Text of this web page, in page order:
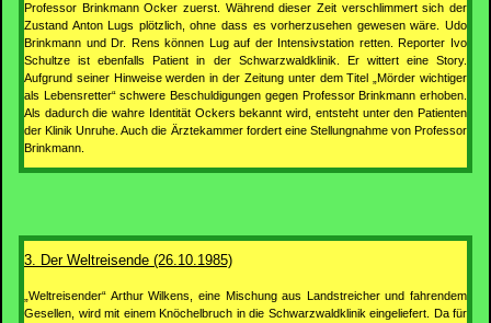
Professor Brinkmann Ocker zuerst. Während dieser Zeit verschlimmert sich der
Zustand Anton Lugs plötzlich, ohne dass es vorherzusehen gewesen wäre. Udo
Brinkmann und Dr. Rens können Lug auf der Intensivstation retten. Reporter Ivo
Schultze ist ebenfalls Patient in der Schwarzwaldklinik. Er wittert eine Story.
Aufgrund seiner Hinweise werden in der Zeitung unter dem Titel „Mörder wichtiger
als Lebensretter“ schwere Beschuldigungen gegen Professor Brinkmann erhoben.
Als dadurch die wahre Identität Ockers bekannt wird, entsteht unter den Patienten
der Klinik Unruhe. Auch die Ärztekammer fordert eine Stellungnahme von Professor
Brinkmann.
3. Der Weltreisende (26.10.1985)
„Weltreisender“ Arthur Wilkens, eine Mischung aus Landstreicher und fahrendem
Gesellen, wird mit einem Knöchelbruch in die Schwarzwaldklinik eingeliefert. Da für